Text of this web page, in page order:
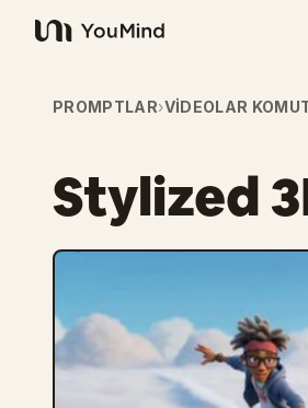
YouMind
PROMPTLAR›VIDEOLAR
Stylized